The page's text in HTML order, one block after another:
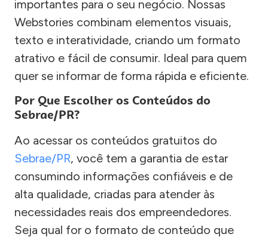
importantes para o seu negócio. Nossas
Webstories combinam elementos visuais,
texto e interatividade, criando um formato
atrativo e fácil de consumir. Ideal para quem
quer se informar de forma rápida e eficiente.
Por Que Escolher os Conteúdos do
Sebrae/PR?
Ao acessar os conteúdos gratuitos do
Sebrae/PR, você tem a garantia de estar
consumindo informações confiáveis e de
alta qualidade, criadas para atender às
necessidades reais dos empreendedores.
Seja qual for o formato de conteúdo que